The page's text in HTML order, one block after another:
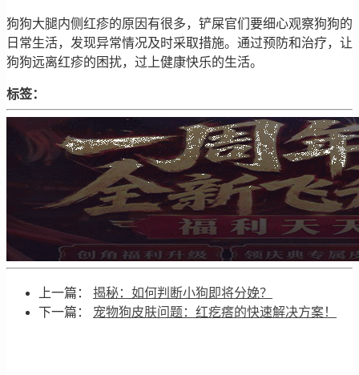
狗狗大腿内侧红疹的原因有很多，铲屎官们要细心观察狗狗的
日常生活，发现异常情况及时采取措施。通过预防和治疗，让
狗狗远离红疹的困扰，过上健康快乐的生活。
标签：
上一篇： 揭秘：如何判断小狗即将分娩？
下一篇： 宠物狗皮肤问题：红疙瘩的快速解决方案！